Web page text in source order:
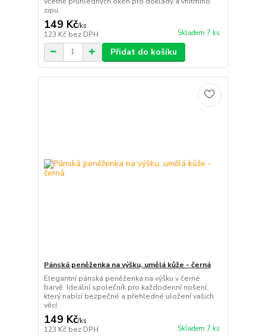
zipu.
149 Kč/ks
123 Kč bez DPH Skladem 7 ks
Přidat do košíku
Pánská peněženka na výšku, umělá kůže - černá
Elegantní pánská peněženka na výšku v černé
barvě. Ideální společník pro každodenní nošení,
který nabízí bezpečné a přehledné uložení vašich
věcí.
149 Kč/ks
123 Kč bez DPH Skladem 7 ks